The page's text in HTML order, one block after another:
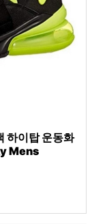
하이탑 운동화
Mens